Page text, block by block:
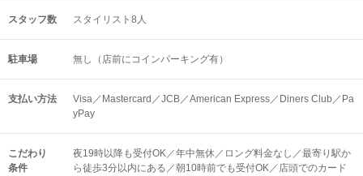
スタッフ数 スタイリスト8人
駐車場 無し（店前にコインパーキング有）
支払い方法
Visa／Mastercard／JCB／American Express／Diners Club／Pa
yPay
こだわり
条件
夜19時以降も受付OK／年中無休／ロング料金なし／最寄り駅か
ら徒歩3分以内にある／朝10時前でも受付OK／店頭でのカード